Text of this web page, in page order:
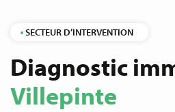
SECTEUR D’INTERVENTION
Diagnostic
Villepinte